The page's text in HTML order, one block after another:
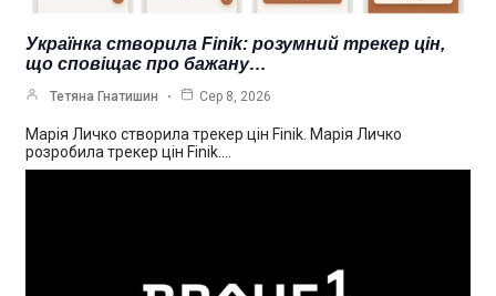
Українка створила Finik: розумний трекер цін,
що сповіщає про бажану…
Тетяна Гнатишин Сер 8, 2026
Марія Личко створила трекер цін Finik. Марія Личко
розробила трекер цін Finik.…